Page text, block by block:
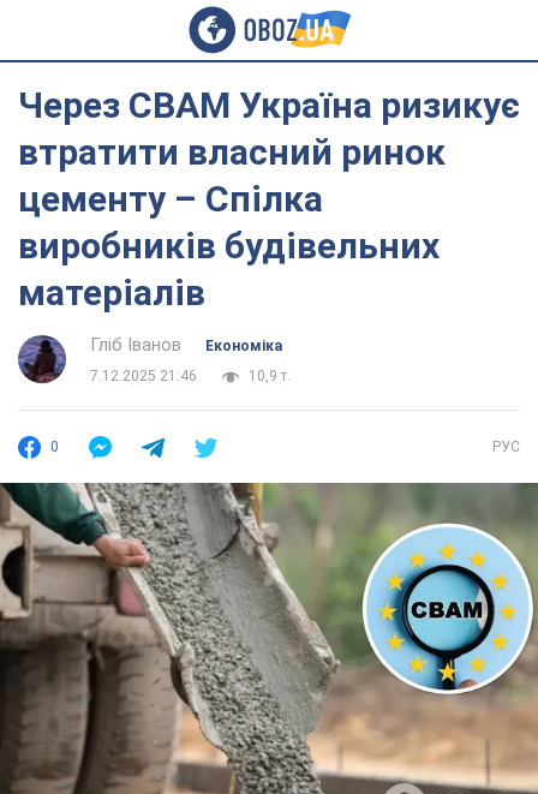
Через CBAM Україна ризикує
втратити власний ринок
цементу – Спілка
виробників будівельних
матеріалів
Гліб Іванов
Економіка
7.12.2025 21:46
10,9 т.
0 РУС